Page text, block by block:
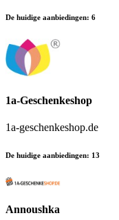
De huidige aanbiedingen: 6
1a-Geschenkeshop
1a-geschenkeshop.de
De huidige aanbiedingen: 13
Annoushka